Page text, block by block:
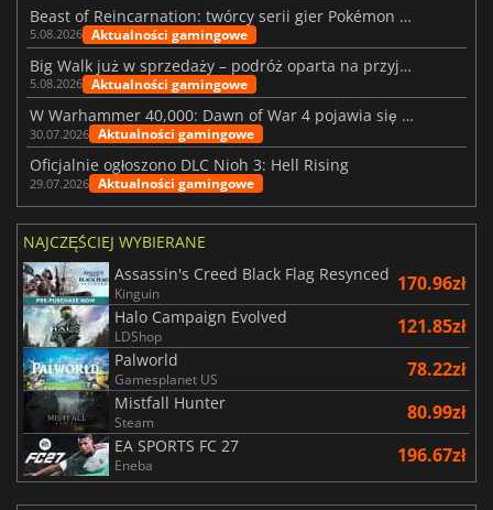
Beast of Reincarnation: twórcy serii gier Pokémon wkraczają na nową ścieżkę
5.08.2026 Aktualności gamingowe
Big Walk już w sprzedaży – podróż oparta na przyjaźni
5.08.2026 Aktualności gamingowe
W Warhammer 40,000: Dawn of War 4 pojawia się frakcja Nekronów
30.07.2026 Aktualności gamingowe
Oficjalnie ogłoszono DLC Nioh 3: Hell Rising
29.07.2026 Aktualności gamingowe
NAJCZĘŚCIEJ WYBIERANE
Assassin's Creed Black Flag Resynced
Kinguin 170.96zł
Halo Campaign Evolved
LDShop 121.85zł
Palworld
Gamesplanet US 78.22zł
Mistfall Hunter
Steam 80.99zł
EA SPORTS FC 27
Eneba 196.67zł